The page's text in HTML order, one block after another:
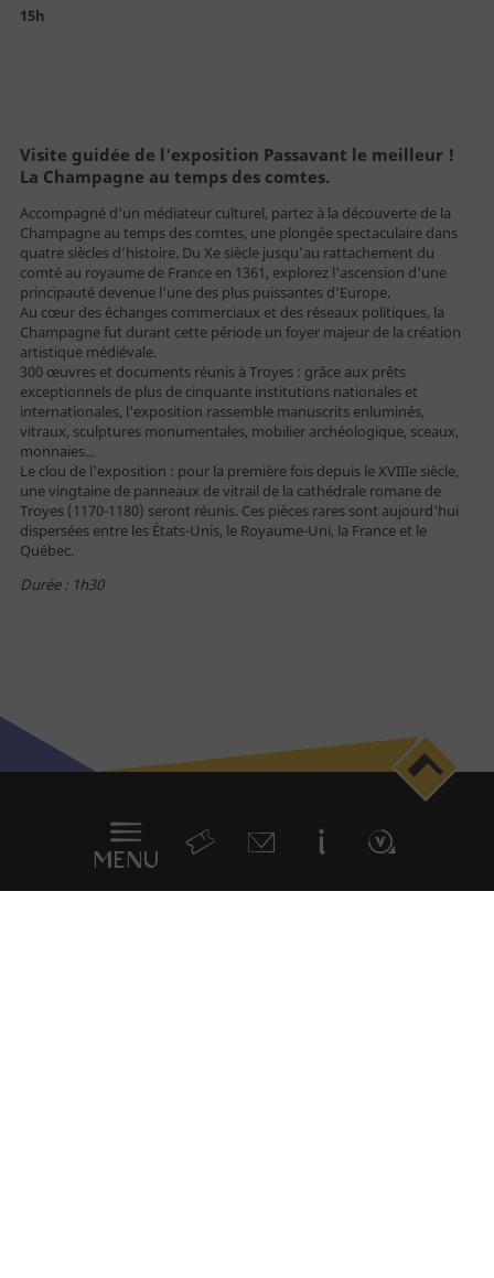
Billetterie
Vous êtes
Individuel
Famille
Public empêché
Enseignant
Centre de loisirs
Groupe - TO
Entreprise - CE
Professionnel
Journaliste
MENU
15h
Visite guidée de l'exposition Passavant le meilleur !
La Champagne au temps des comtes.
Accompagné d'un médiateur culturel, partez à la découverte de la
Champagne au temps des comtes, une plongée spectaculaire dans
quatre siècles d’histoire. Du Xe siècle jusqu’au rattachement du
comté au royaume de France en 1361, explorez l'ascension d'une
principauté devenue l'une des plus puissantes d'Europe.
Au cœur des échanges commerciaux et des réseaux politiques, la
Champagne fut durant cette période un foyer majeur de la création
artistique médiévale.
300 œuvres et documents réunis à Troyes : grâce aux prêts
exceptionnels de plus de cinquante institutions nationales et
internationales, l'exposition rassemble manuscrits enluminés,
vitraux, sculptures monumentales, mobilier archéologique, sceaux,
monnaies...
Le clou de l'exposition : pour la première fois depuis le XVIIIe siècle,
une vingtaine de panneaux de vitrail de la cathédrale romane de
Troyes (1170-1180) seront réunis. Ces pièces rares sont aujourd'hui
dispersées entre les États-Unis, le Royaume-Uni, la France et le
Québec.
Durée : 1h30